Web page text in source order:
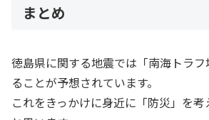
まとめ
徳島県に関する地震では「南海トラ
ることが予想されています。
これをきっかけに身近に「防災」を